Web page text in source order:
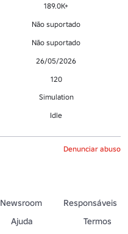
189.0K+
Não suportado
Não suportado
26/05/2026
120
Simulation
Idle
Denunciar abuso
Newsroom
Responsáveis
Ajuda Termos